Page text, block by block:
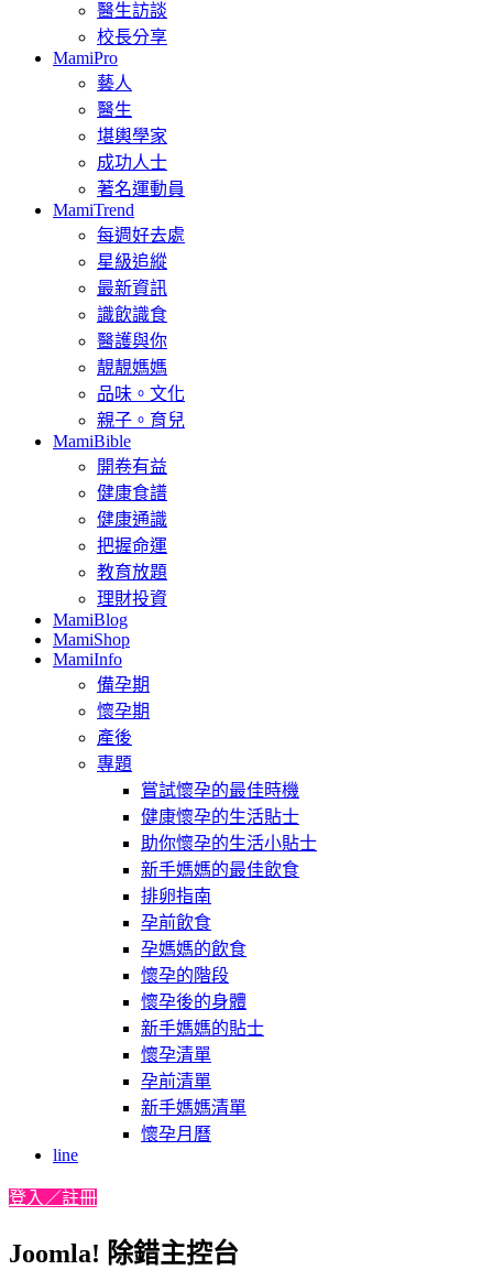
醫生訪談
校長分享
MamiPro
藝人
醫生
堪輿學家
成功人士
著名運動員
MamiTrend
每週好去處
星級追縱
最新資訊
識飲識食
醫護與你
靚靚媽媽
品味。文化
親子。育兒
MamiBible
開卷有益
健康食譜
健康通識
把握命運
教育放題
理財投資
MamiBlog
MamiShop
MamiInfo
備孕期
懷孕期
產後
專題
嘗試懷孕的最佳時機
健康懷孕的生活貼士
助你懷孕的生活小貼士
新手媽媽的最佳飲食
排卵指南
孕前飲食
孕媽媽的飲食
懷孕的階段
懷孕後的身體
新手媽媽的貼士
懷孕清單
孕前清單
新手媽媽清單
懷孕月曆
line
登入／註冊
Joomla! 除錯主控台